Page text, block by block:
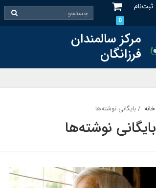
ثبت‌نام
0
مرکز سالمندان
فرزانگان
خانه بایگانی نوشته‌ها
بایگانی نوشته‌ها